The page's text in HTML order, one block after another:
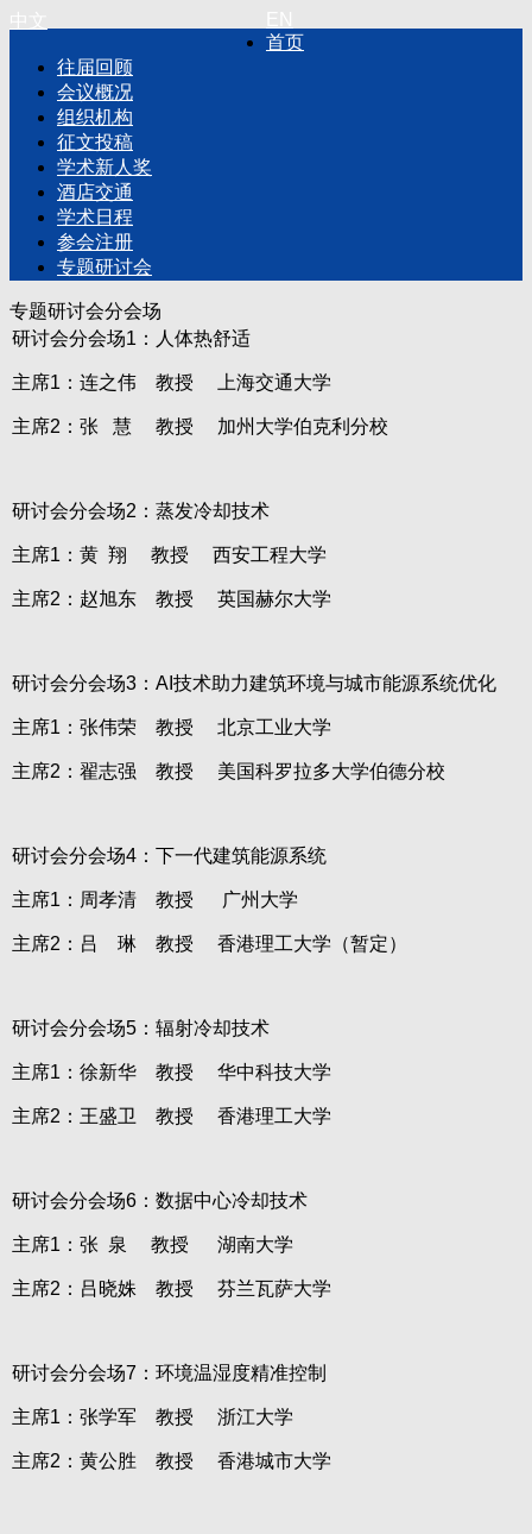
首页
往届回顾
会议概况
组织机构
征文投稿
学术新人奖
酒店交通
学术日程
参会注册
专题研讨会
专题研讨会分会场
研讨会分会场1：人体热舒适
主席1：连之伟 教授 上海交通大学
主席2：张 慧 教授 加州大学伯克利分校
研讨会分会场2：蒸发冷却技术
主席1：黄 翔 教授 西安工程大学
主席2：赵旭东 教授 英国赫尔大学
研讨会分会场3：AI技术助力建筑环境与城市能源系统优化
主席1：张伟荣 教授 北京工业大学
主席2：翟志强 教授 美国科罗拉多大学伯德分校
研讨会分会场4：下一代建筑能源系统
主席1：周孝清 教授 广州大学
主席2：吕 琳 教授 香港理工大学（暂定）
研讨会分会场5：辐射冷却技术
主席1：徐新华 教授 华中科技大学
主席2：王盛卫 教授 香港理工大学
研讨会分会场6：数据中心冷却技术
主席1：张 泉 教授 湖南大学
主席2：吕晓姝 教授 芬兰瓦萨大学
研讨会分会场7：环境温湿度精准控制
主席1：张学军 教授 浙江大学
主席2：黄公胜 教授 香港城市大学